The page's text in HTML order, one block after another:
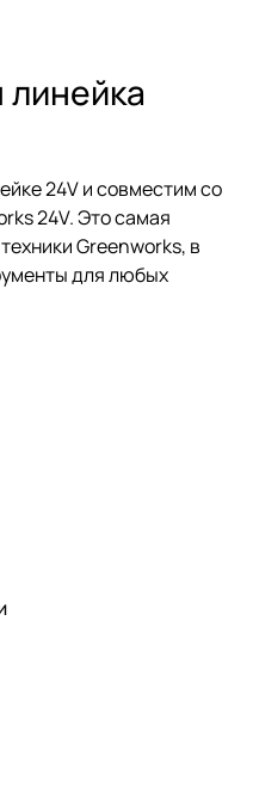
24V и совместим со
24V. Это самая
Greenworks, в
для любых